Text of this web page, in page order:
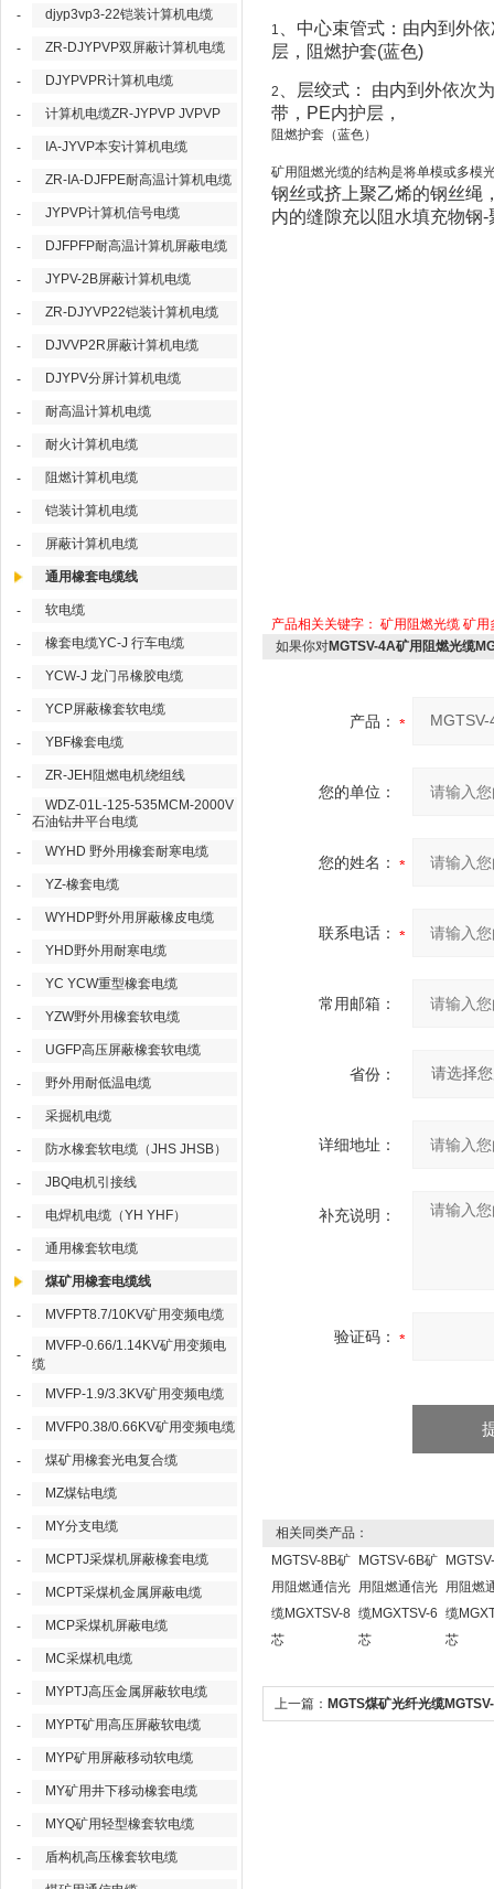
- djyp3vp3-22铠装计算机电缆
- ZR-DJYPVP双屏蔽计算机电缆
- DJYPVPR计算机电缆
- 计算机电缆ZR-JYPVP JVPVP
- IA-JYVP本安计算机电缆
- ZR-IA-DJFPE耐高温计算机电缆
- JYPVP计算机信号电缆
- DJFPFP耐高温计算机屏蔽电缆
- JYPV-2B屏蔽计算机电缆
- ZR-DJYVP22铠装计算机电缆
- DJVVP2R屏蔽计算机电缆
- DJYPV分屏计算机电缆
- 耐高温计算机电缆
- 耐火计算机电缆
- 阻燃计算机电缆
- 铠装计算机电缆
- 屏蔽计算机电缆
通用橡套电缆线
- 软电缆
- 橡套电缆YC-J 行车电缆
- YCW-J 龙门吊橡胶电缆
- YCP屏蔽橡套软电缆
- YBF橡套电缆
- ZR-JEH阻燃电机绕组线
-
WDZ-01L-125-535MCM-2000V
石油钻井平台电缆
-
WYHD 野外用橡套耐寒电缆
- YZ-橡套电缆
- WYHDP野外用屏蔽橡皮电缆
- YHD野外用耐寒电缆
- YC YCW重型橡套电缆
- YZW野外用橡套软电缆
- UGFP高压屏蔽橡套软电缆
- 野外用耐低温电缆
- 采掘机电缆
- 防水橡套软电缆（JHS JHSB）
- JBQ电机引接线
- 电焊机电缆（YH YHF）
- 通用橡套软电缆
煤矿用橡套电缆线
- MVFPT8.7/10KV矿用变频电缆
-
MVFP-0.66/1.14KV矿用变频电
缆
-
MVFP-1.9/3.3KV矿用变频电缆
- MVFP0.38/0.66KV矿用变频电缆
- 煤矿用橡套光电复合缆
- MZ煤钻电缆
- MY分支电缆
- MCPTJ采煤机屏蔽橡套电缆
- MCPT采煤机金属屏蔽电缆
- MCP采煤机屏蔽电缆
- MC采煤机电缆
- MYPTJ高压金属屏蔽软电缆
- MYPT矿用高压屏蔽软电缆
- MYP矿用屏蔽移动软电缆
- MY矿用井下移动橡套电缆
- MYQ矿用轻型橡套软电缆
- 盾构机高压橡套软电缆
1
、中心束管式：由内到外
层，阻燃护套(蓝色)
2 、层绞式：
由内到外依次
带， PE内护层，
阻燃护套（蓝色）
矿用阻燃光缆的结构是将单模或多模
钢丝或挤上聚乙烯的钢丝绳
内的缝隙充以阻水填充物钢-
产品相关关键字： 矿用阻燃光缆 矿用
如果你对MGTSV-4A矿用阻燃光缆
产品：
您的单位：
您的姓名：
联系电话：
常用邮箱：
省份：
详细地址：
补充说明：
验证码：
相关同类产品：
MGTSV-8B矿
用阻燃通信光
缆MGXTSV-8
芯
MGTSV-6B矿
用阻燃通信光
缆MGXTSV-6
芯
用阻燃
缆
芯
上一篇： MGTS煤矿光纤光缆